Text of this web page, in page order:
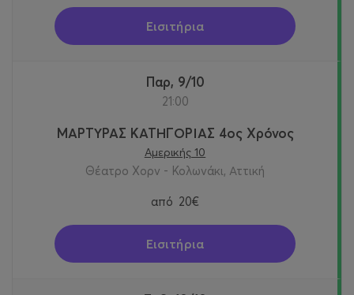
Εισιτήρια
Παρ, 9/10
21:00
ΜΑΡΤΥΡΑΣ ΚΑΤΗΓΟΡΙΑΣ 4ος Χρόνος
Αμερικής 10
Θέατρο Χορν - Κολωνάκι, Αττική
από 20€
Εισιτήρια